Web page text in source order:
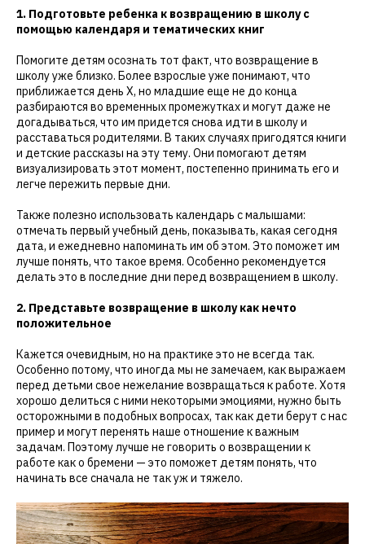
1. Подготовьте ребенка к возвращению в школу с
помощью календаря и тематических книг
Помогите детям осознать тот факт, что возвращение в
школу уже близко. Более взрослые уже понимают, что
приближается день Х, но младшие еще не до конца
разбираются во временных промежутках и могут даже не
догадываться, что им придется снова идти в школу и
расставаться родителями. В таких случаях пригодятся книги
и детские рассказы на эту тему. Они помогают детям
визуализировать этот момент, постепенно принимать его и
легче пережить первые дни.
Также полезно использовать календарь с малышами:
отмечать первый учебный день, показывать, какая сегодня
дата, и ежедневно напоминать им об этом. Это поможет им
лучше понять, что такое время. Особенно рекомендуется
делать это в последние дни перед возвращением в школу.
2. Представьте возвращение в школу как нечто
положительное
Кажется очевидным, но на практике это не всегда так.
Особенно потому, что иногда мы не замечаем, как выражаем
перед детьми свое нежелание возвращаться к работе. Хотя
хорошо делиться с ними некоторыми эмоциями, нужно быть
осторожными в подобных вопросах, так как дети берут с нас
пример и могут перенять наше отношение к важным
задачам. Поэтому лучше не говорить о возвращении к
работе как о бремени — это поможет детям понять, что
начинать все сначала не так уж и тяжело.